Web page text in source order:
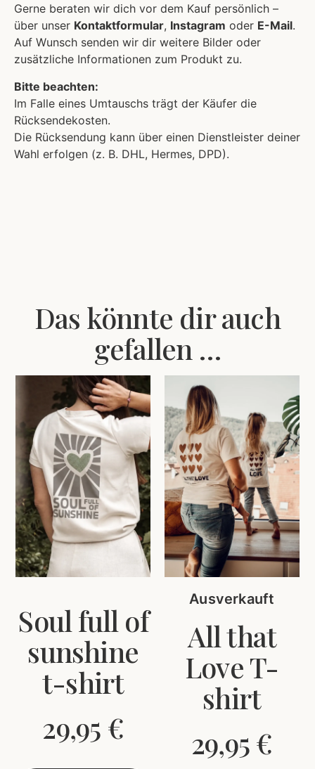
Gerne beraten wir dich vor dem Kauf persönlich –
über unser Kontaktformular, Instagram oder E-Mail.
Auf Wunsch senden wir dir weitere Bilder oder
zusätzliche Informationen zum Produkt zu.
Bitte beachten:
Im Falle eines Umtauschs trägt der Käufer die
Rücksendekosten.
Die Rücksendung kann über einen Dienstleister deiner
Wahl erfolgen (z. B. DHL, Hermes, DPD).
Das könnte dir auch
gefallen …
Soul full of
sunshine
t-shirt
29,95 €
Ausverkauft
All that
Love T-
shirt
29,95€